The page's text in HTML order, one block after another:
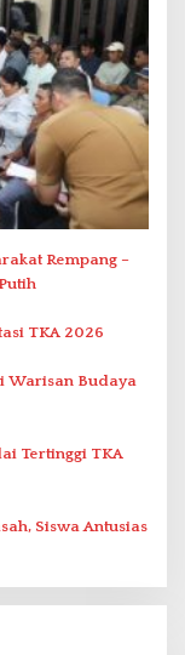
Rempang –
TKA 2026
Warisan Budaya
Tertinggi TKA
Siswa Antusias